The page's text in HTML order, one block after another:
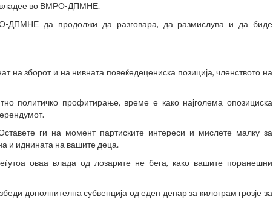
владее во ВМРО-ДПМНЕ.
ДПМНЕ да продолжи да разговара, да размислува и да биде
на зборот и на нивната повеќедецениска позиција, членството на
политичко профитирање, време е како најголема опозициска
ги на момент партиските интереси и мислете малку за
и иднината на вашите деца.
оваа влада од лозарите не бега, како вашите поранешни
дополнителна субвенција од еден денар за килограм грозје за